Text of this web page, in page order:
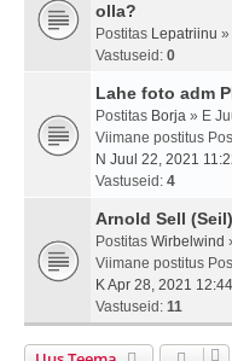
olla?
Postitas Lepatriinu »
Vastuseid: 0
Lahe foto adm
Postitas Borja » E
Viimane postitus
N Juul 22, 2021
Vastuseid: 4
Arnold Sell (Seil)
Postitas Wirbelwind
Viimane postitus
K Apr 28, 2021
Vastuseid: 11